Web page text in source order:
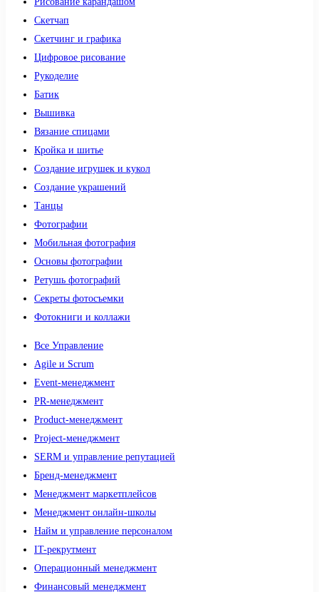
Скетчап
Скетчинг и графика
Цифровое рисование
Рукоделие
Батик
Вышивка
Вязание спицами
Кройка и шитье
Создание игрушек и кукол
Создание украшений
Танцы
Фотографии
Мобильная фотография
Основы фотографии
Ретушь фотографий
Секреты фотосъемки
Фотокниги и коллажи
Все Управление
Agile и Scrum
Event-менеджмент
PR-менеджмент
Product-менеджмент
Project-менеджмент
SERM и управление репутацией
Бренд-менеджмент
Менеджмент маркетплейсов
Менеджмент онлайн-школы
Найм и управление персоналом
IT-рекрутмент
Операционный менеджмент
Финансовый менеджмент